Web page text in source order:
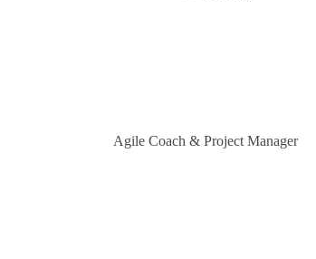
Agile Coach & Project Manager